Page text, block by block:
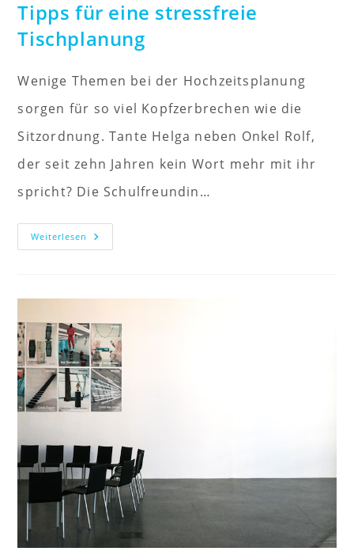
Tipps für eine stressfreie
Tischplanung
Wenige Themen bei der Hochzeitsplanung
sorgen für so viel Kopfzerbrechen wie die
Sitzordnung. Tante Helga neben Onkel Rolf,
der seit zehn Jahren kein Wort mehr mit ihr
spricht? Die Schulfreundin…
Weiterlesen Sitzordnung
Bei
Eine
Tischplanung